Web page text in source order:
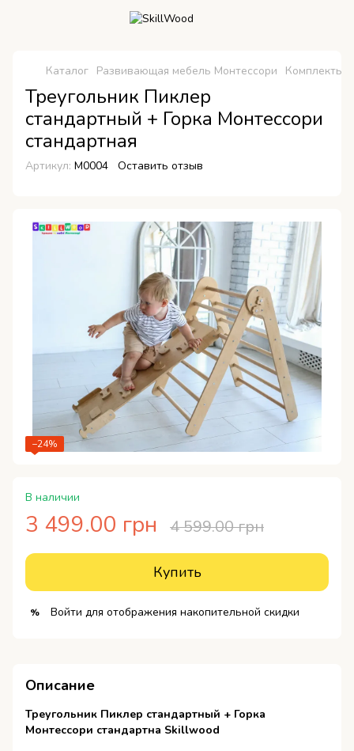
Каталог Развивающая мебель Монтессори Комплекты
Треугольник Пиклер
стандартный + Горка Монтессори
стандартная
Артикул: М0004 Оставить отзыв
−24%
В наличии
3 499.00 грн 4 599.00 грн
Купить
% Войти для отображения накопительной скидки
Описание
Треугольник Пиклер стандартный + Горка
Монтессори стандартна Skillwood